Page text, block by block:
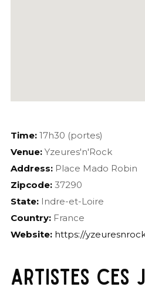
Time:17h30 (portes)
Venue:Yzeures'n'Rock
Address:Place Mado Robin
Zipcode:37290
State:Indre-et-Loire
Country:France
Website: https://
ARTISTES CES